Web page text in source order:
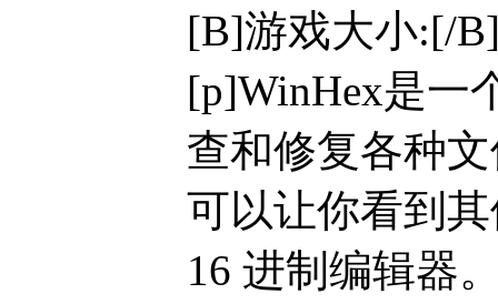
[B]游戏大小:[/
[p]WinHex是一
查和修复各种
可以让你看到
16 进制编辑器